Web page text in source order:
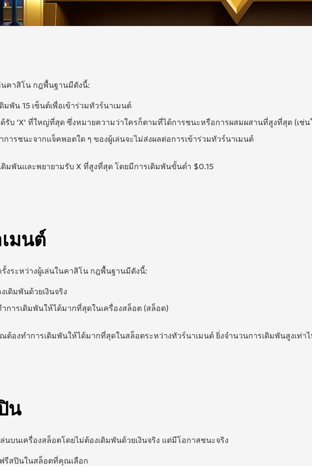
นคาสิโน กฎพื้นฐานมีดังนี้:
มพัน 15 เซ็นต์เพื่อเข้าร่วมทัวร์นาเมนต์
ด้รับ 'X' ที่ใหญ่ที่สุด ซึ่งหมายความว่าใครก็ตามที่ได้การชนะหรือการผสมผสานที่สูงที่สุด (เช่น
ารชนะจากแจ็คพอตใด ๆ ของผู้เล่นจะไม่ส่งผลต่อการเข้าร่วมทัวร์นาเมนต์
มพันและพยายามรับ X ที่สูงที่สุด โดยมีการเดิมพันขั้นต่ำ $0.15
มนต์
งระหว่างผู้เล่นในคาสิโน กฎพื้นฐานมีดังนี้:
เดิมพันด้วยเงินจริง
ำการเดิมพันให้ได้มากที่สุดในเครื่องสล็อต (สล็อต)
องทำการเดิมพันให้ได้มากที่สุดในสล็อตระหว่างทัวร์นาเมนต์ ยิ่งจำนวนการเดิมพันสูงเท่า
น
นเครื่องสล็อตโดยไม่ต้องเดิมพันด้วยเงินจริง แต่มีโอกาสชนะจริง
รีสปินในสล็อตที่คุณเลือก